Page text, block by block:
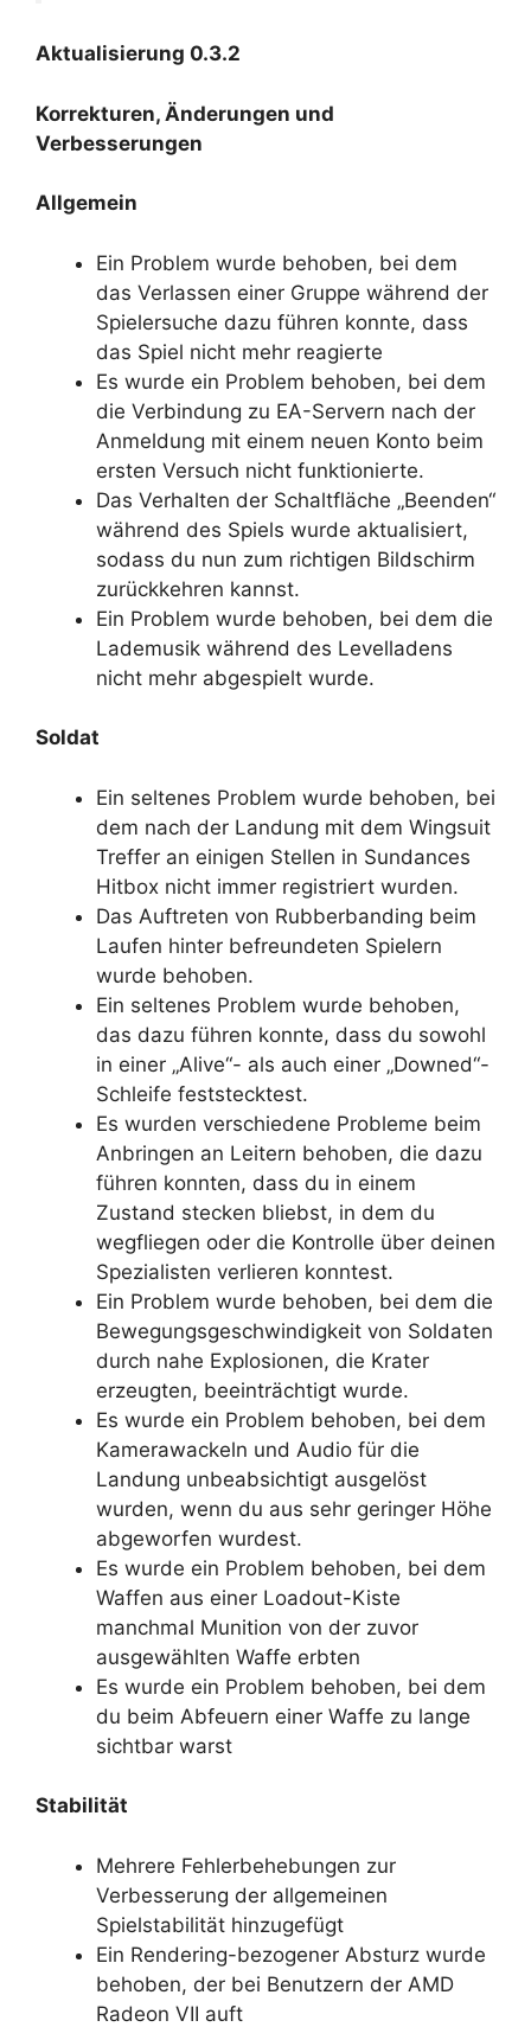
Aktualisierung 0.3.2
Korrekturen, Änderungen und
Verbesserungen
Allgemein
Ein Problem wurde behoben, bei dem
das Verlassen einer Gruppe während der
Spielersuche dazu führen konnte, dass
das Spiel nicht mehr reagierte
Es wurde ein Problem behoben, bei dem
die Verbindung zu EA-Servern nach der
Anmeldung mit einem neuen Konto beim
ersten Versuch nicht funktionierte.
Das Verhalten der Schaltfläche „Beenden“
während des Spiels wurde aktualisiert,
sodass du nun zum richtigen Bildschirm
zurückkehren kannst.
Ein Problem wurde behoben, bei dem die
Lademusik während des Levelladens
nicht mehr abgespielt wurde.
Soldat
Ein seltenes Problem wurde behoben, bei
dem nach der Landung mit dem Wingsuit
Treffer an einigen Stellen in Sundances
Hitbox nicht immer registriert wurden.
Das Auftreten von Rubberbanding beim
Laufen hinter befreundeten Spielern
wurde behoben.
Ein seltenes Problem wurde behoben,
das dazu führen konnte, dass du sowohl
in einer „Alive“- als auch einer „Downed“-
Schleife feststecktest.
Es wurden verschiedene Probleme beim
Anbringen an Leitern behoben, die dazu
führen konnten, dass du in einem
Zustand stecken bliebst, in dem du
wegfliegen oder die Kontrolle über deinen
Spezialisten verlieren konntest.
Ein Problem wurde behoben, bei dem die
Bewegungsgeschwindigkeit von Soldaten
durch nahe Explosionen, die Krater
erzeugten, beeinträchtigt wurde.
Es wurde ein Problem behoben, bei dem
Kamerawackeln und Audio für die
Landung unbeabsichtigt ausgelöst
wurden, wenn du aus sehr geringer Höhe
abgeworfen wurdest.
Es wurde ein Problem behoben, bei dem
Waffen aus einer Loadout-Kiste
manchmal Munition von der zuvor
ausgewählten Waffe erbten
Es wurde ein Problem behoben, bei dem
du beim Abfeuern einer Waffe zu lange
sichtbar warst
Stabilität
Mehrere Fehlerbehebungen zur
Verbesserung der allgemeinen
Spielstabilität hinzugefügt
Ein Rendering-bezogener Absturz wurde
behoben, der bei Benutzern der AMD
Radeon VII auft